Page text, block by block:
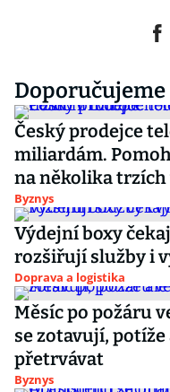
Doporučujeme
Český prodejce
miliardám.
na několika trzích
Byznys
Výdejní boxy
rozšiřují služby i
Doprava a logistika
Měsíc po požáru
se zotavují,
přetrvávat
Byznys